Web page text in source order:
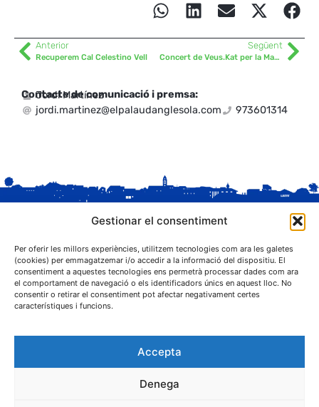
Gestionar el consentiment
Per oferir les millors experiències, utilitzem tecnologies com ara les galetes
(cookies) per emmagatzemar i/o accedir a la informació del dispositiu. El
consentiment a aquestes tecnologies ens permetrà processar dades com ara
el comportament de navegació o els identificadors únics en aquest lloc. No
consentir o retirar el consentiment pot afectar negativament certes
característiques i funcions.
Accepta
Denega
Anterior
Recuperem Cal Celestino Vell
Següent
Concert de Veus.Kat per la Marató de 3Cat
Contacte de comunicació i premsa:
Jordi Martínez
jordi.martinez@elpalaudanglesola.com
973601314
C. Sant Josep, 1
25243 El Palau d'Anglesola (Pla d'Urgell)